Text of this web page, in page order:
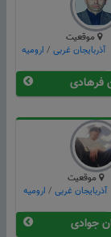
موقعیت
آذربایجان غربی/ ارومیه
موقعیت
آذربایجان غربی/ ارومیه
جوادی